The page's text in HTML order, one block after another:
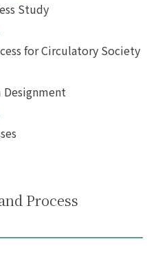
Study
for Circulatory Society
Designment
Process